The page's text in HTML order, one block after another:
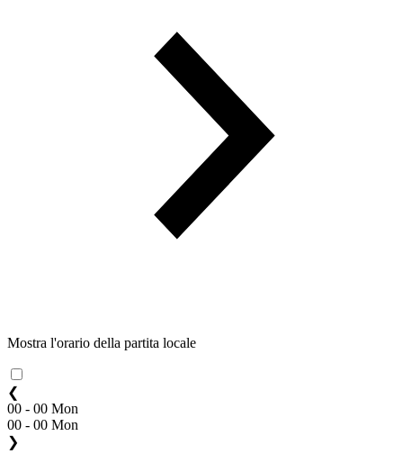
Mostra l'orario della partita locale
❮
00 - 00 Mon
00 - 00 Mon
❯